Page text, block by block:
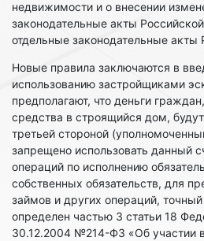
недвижимости и о внесении
законодательные акты
отдельные законодательные
Новые правила заключаются в
использованию застройщиками
предполагают, что деньги
средства в строящийся дом,
третьей стороной
запрещено использовать данный
операций по исполнению
собственных обязательств, для
займов и других операций,
определен частью 3 статьи 18
30.12.2004 №214-ФЗ «Об участии